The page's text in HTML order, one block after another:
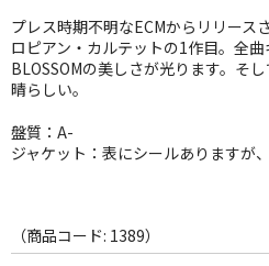
JAZZ-VOCAL
J-POP
FOLK,SSW
その他
プレス時期不明なECMからリリース
ロピアン・カルテットの1作目。全
BLOSSOMの美しさが光ります。そ
晴らしい。
盤質：A-
ジャケット：表にシールありますが
（商品コード: 1389）